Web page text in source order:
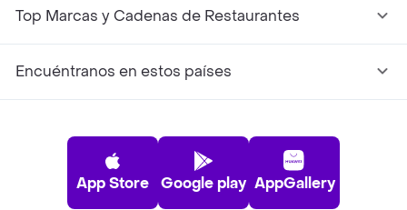
Top Marcas y Cadenas de Restaurantes
Encuéntranos en estos países
App Store Google play AppGallery